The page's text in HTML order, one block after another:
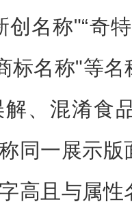
创名称"“奇
标名称"等
、混淆食
同一展示
高且与属